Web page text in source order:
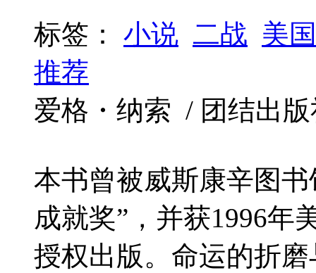
标签： 小说 二战 美
推荐
爱格・纳索 / 团结出
本书曾被威斯康辛图
成就奖”，并获1996年
授权出版。命运的折